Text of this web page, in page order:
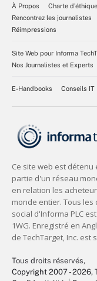
À Propos
Charte
Rencontrez les journalistes
Réimpressions
Site Web pour Informa
Nos Journalistes et Experts
E-Handbooks Conseils IT
Tous droits réservés,
Copyright 2007 - 2026,